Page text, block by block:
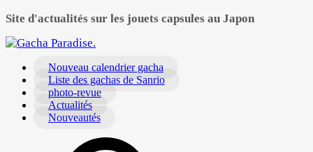
Site d'actualités sur les jouets capsules au Japon
Nouveau calendrier gacha
Liste des gachas de Sanrio
photo-revue
Actualités
Nouveautés